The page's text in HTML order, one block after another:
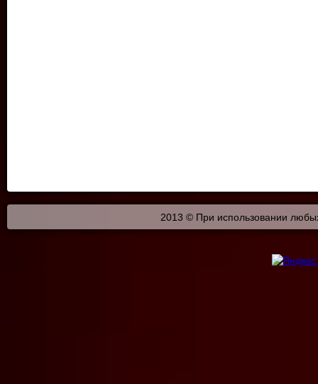
2013 © При использовании